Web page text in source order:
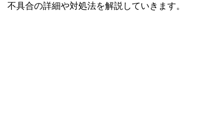
不具合の詳細や対処法を解説していきます。